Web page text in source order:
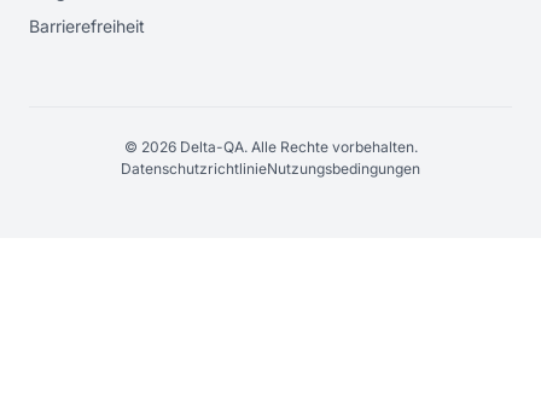
Barrierefreiheit
© 2026 Delta-QA. Alle Rechte vorbehalten.
DatenschutzrichtlinieNutzungsbedingungen